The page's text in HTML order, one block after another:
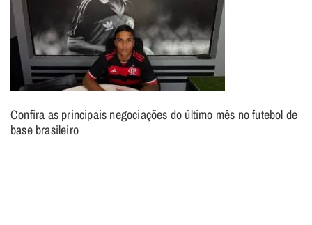
Confira as principais negociações do último mês no futebol de
base brasileiro